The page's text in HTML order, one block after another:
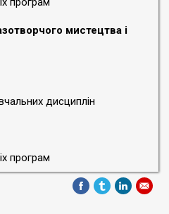
мистецтва і
дисциплін
програм